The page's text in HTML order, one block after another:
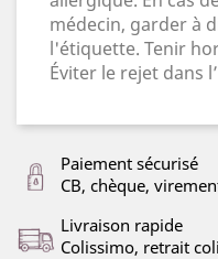
médecin, garder à
l'étiquette. Tenir
Éviter le rejet dans
Paiement sécurisé
CB, chèque,
Livraison rapide
Colissimo, retrait